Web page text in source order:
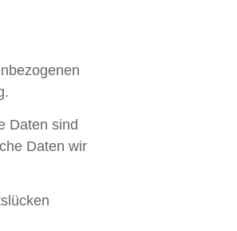
Daten sind
Daten wir